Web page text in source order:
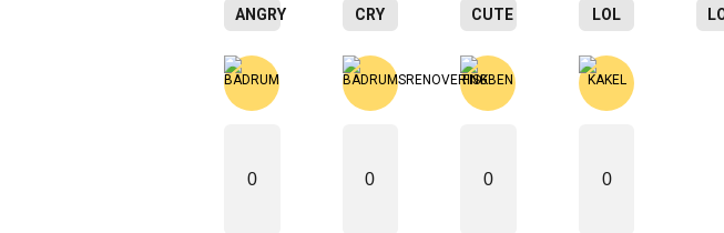
ANGRY CRY CUTE LOL
0 0 0 0